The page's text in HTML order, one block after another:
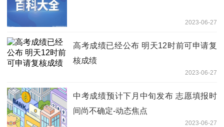
2023-06-27
高考成绩已经公布 明天12时前可申请复
核成绩
2023-06-27
中考成绩预计下月中旬发布 志愿填报时
间尚不确定-动态焦点
2023-06-27